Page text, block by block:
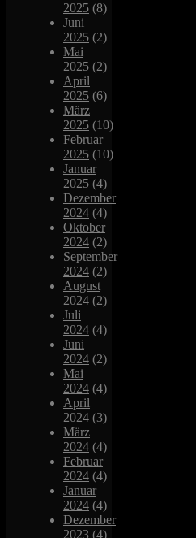
2025 (8)
Juni
2025 (2)
Mai
2025 (2)
April
2025 (6)
März
2025 (10)
Februar
2025 (10)
Januar
2025 (4)
Dezember
2024 (4)
Oktober
2024 (2)
September
2024 (2)
August
2024 (2)
Juli
2024 (4)
Juni
2024 (2)
Mai
2024 (4)
April
2024 (3)
März
2024 (4)
Februar
2024 (4)
Januar
2024 (4)
Dezember
2023 (4)